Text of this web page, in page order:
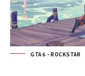
GTA 6 - ROCKSTAR